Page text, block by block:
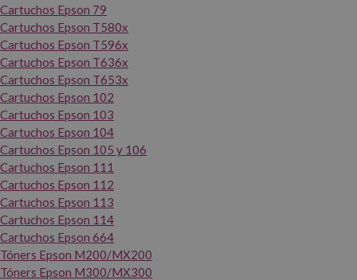
Cartuchos Epson 79
Cartuchos Epson T580x
Cartuchos Epson T596x
Cartuchos Epson T636x
Cartuchos Epson T653x
Cartuchos Epson 102
Cartuchos Epson 103
Cartuchos Epson 104
Cartuchos Epson 105 y 106
Cartuchos Epson 111
Cartuchos Epson 112
Cartuchos Epson 113
Cartuchos Epson 114
Cartuchos Epson 664
Tóners Epson M200/MX200
Tóners Epson M300/MX300